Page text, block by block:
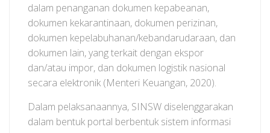
dalam penanganan dokumen kepabeanan,
dokumen kekarantinaan, dokumen perizinan,
dokumen kepelabuhanan/kebandarudaraan, dan
dokumen lain, yang terkait dengan ekspor
dan/atau impor, dan dokumen logistik nasional
secara elektronik (Menteri Keuangan, 2020).
Dalam pelaksanaannya, SINSW diselenggarakan
dalam bentuk portal berbentuk sistem informasi